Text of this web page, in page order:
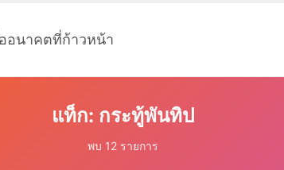
อนาคตที่ก้าวหน้า
แท็ก: กระทู้พันทิป
พบ 12 รายการ